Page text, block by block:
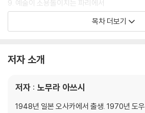
9. 예술이 소용돌이치는 파리에서
10. 밝은 태양과 색채를 찾아
11. 정신병원에서 천상의 그림을
목차 더보기
저자 소개
저자 : 노무라 아쓰시
1948년 일본 오사카에서 출생. 1970년 도